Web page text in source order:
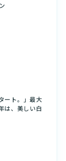
ート。」最大
は、美しい白